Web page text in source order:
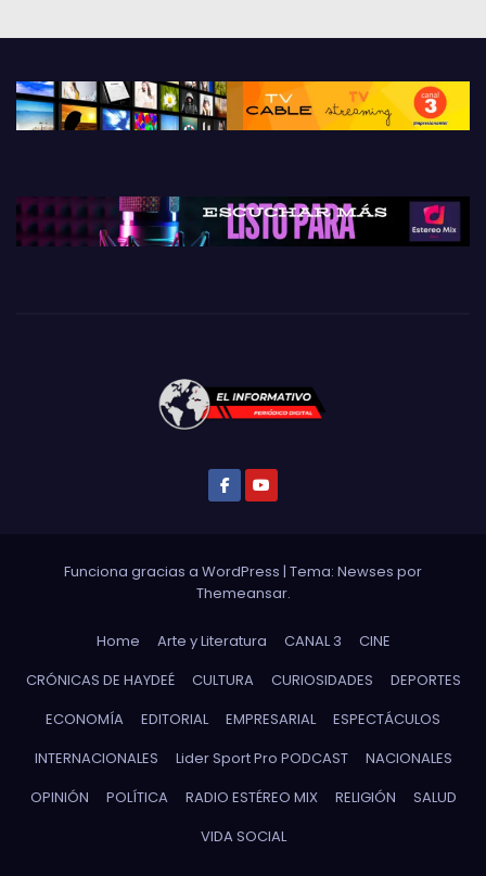
Funciona gracias a WordPress | Tema: Newses por
Themeansar.
Home Arte y Literatura CANAL 3
CINE
CRÓNICAS DE HAYDEÉ
CULTURA CURIOSIDADES
DEPORTES
ECONOMÍA
EDITORIAL EMPRESARIAL
ESPECTÁCULOS
INTERNACIONALES
Lider Sport Pro PODCAST
NACIONALES
OPINIÓN
POLÍTICA RADIO ESTÉREO MIX RELIGIÓN
SALUD
VIDA SOCIAL